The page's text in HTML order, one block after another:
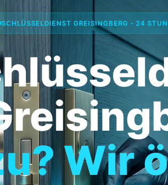
SCHLÜSSELDIENST GREISINGBERG - 24
Wir